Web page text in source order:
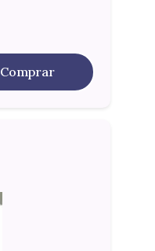
Comprar